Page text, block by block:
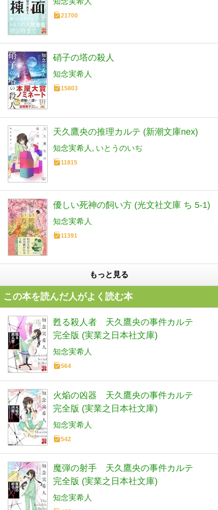
21700
硝子の塔の殺人
知念実希人
15803
天久鷹央の推理カルテ (新潮文庫nex)
知念実希人 いとうのいぢ
11815
優しい死神の飼い方 (光文社文庫 ち 5-1)
知念実希人
11391
もっと見る
この本を読んだ人がよく読む本
甦る殺人者 天久鷹央の事件カルテ
完全版 (実業之日本社文庫)
知念実希人
564
火焔の凶器 天久鷹央の事件カルテ
完全版 (実業之日本社文庫)
知念実希人
542
魔弾の射手 天久鷹央の事件カルテ
完全版 (実業之日本社文庫)
知念実希人